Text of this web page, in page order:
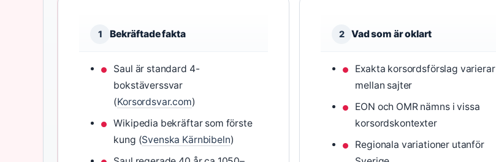
1 Bekräftade fakta
Saul är standard 4-
bokstäverssvar
(Korsordsvar.com)
Wikipedia bekräftar som förste
kung (Svenska Kärnbibeln)
2 Vad som är oklart
Exakta korsordsförslag varierar
mellan sajter
EON och OMR nämns i vissa
korsordskontexter
Regionala variationer utanför